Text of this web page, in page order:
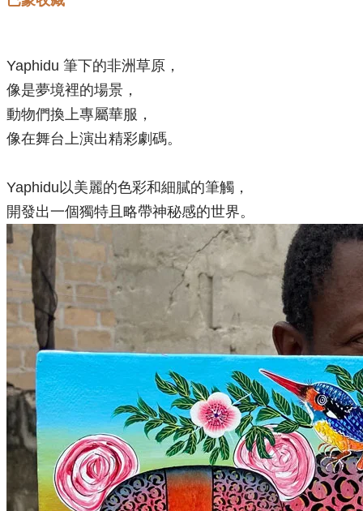
Yaphidu 筆下的非洲草原，
像是夢境裡的場景，
動物們換上專屬華服，
像在舞台上演出精彩劇碼。
Yaphidu以美麗的色彩和細膩的筆觸，
開發出一個獨特且略帶神秘感的世界。